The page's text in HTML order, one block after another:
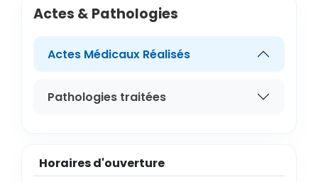
Actes & Pathologies
Actes Médicaux Réalisés
Pathologies traitées
Horaires d'ouverture